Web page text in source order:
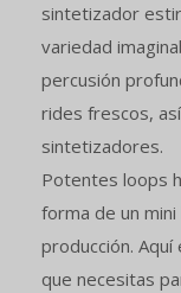
sintetizador
variedad
percusión
rides frescos,
sintetizadores.
Potentes loops
forma de un
producción.
que necesitas